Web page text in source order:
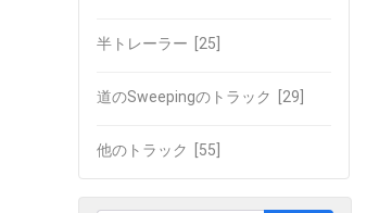
半トレーラー [25]
道のSweepingのトラック [29]
他のトラック [55]